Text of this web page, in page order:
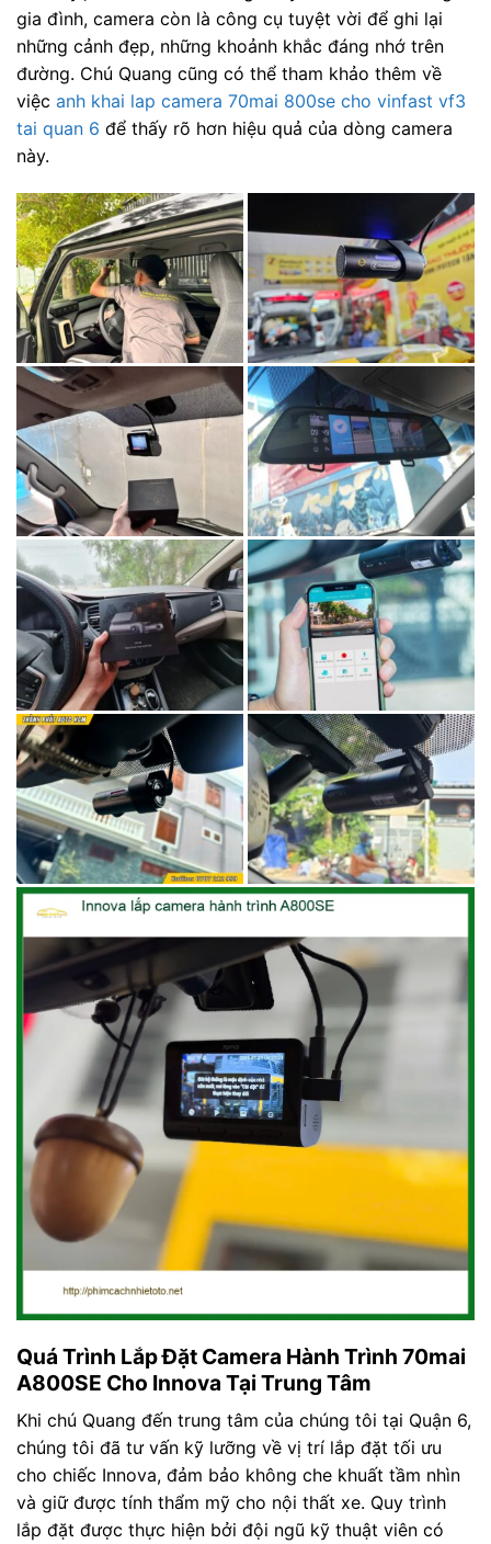
gia đình, camera còn là công cụ tuyệt vời để ghi lại
những cảnh đẹp, những khoảnh khắc đáng nhớ trên
đường. Chú Quang cũng có thể tham khảo thêm về
việc anh khai lap camera 70mai 800se cho vinfast vf3
tai quan 6 để thấy rõ hơn hiệu quả của dòng camera
này.
Quá Trình Lắp Đặt Camera Hành Trình 70mai
A800SE Cho Innova Tại Trung Tâm
Khi chú Quang đến trung tâm của chúng tôi tại Quận 6,
chúng tôi đã tư vấn kỹ lưỡng về vị trí lắp đặt tối ưu
cho chiếc Innova, đảm bảo không che khuất tầm nhìn
và giữ được tính thẩm mỹ cho nội thất xe. Quy trình
lắp đặt được thực hiện bởi đội ngũ kỹ thuật viên có